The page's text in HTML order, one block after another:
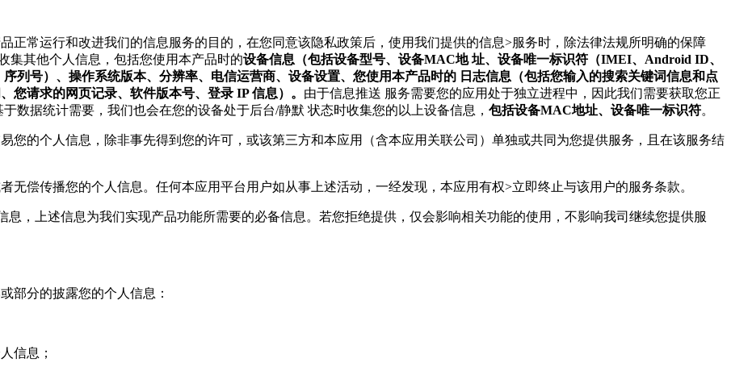
正常运行和改进我们的信息服务的目的，在您同意该隐私政策后，使用我们提供的信息>服务时，除法律法规所明确的保障
集其他个人信息，包括您使用本产品时的设备信息（包括设备型号、设备MAC地 址、设备唯一标识符（IMEI、Android ID、
号）、操作系统版本、分辨率、电信运营商、设备设置、您使用本产品时的 日志信息（包括您输入的搜索关键词信息和点
您请求的网页记录、软件版本号、登录 IP 信息）。 由于信息推送 服务需要您的应用处于独立进程中，因此我们需要获取您正
于数据统计需要，我们也会在您的设备处于后台/静默 状态时收集您的以上设备信息， 包括设备MAC地址、设备唯一标识符。
您的个人信息，除非事先得到您的许可，或该第三方和本应用（含本应用关联公司）单独或共同为您提供服务，且在该服务结
无偿传播您的个人信息。任何本应用平台用户如从事上述活动，一经发现，本应用有权>立即终止与该用户的服务条款。
息，上述信息为我们实现产品功能所需要的必备信息。若您拒绝提供，仅会影响相关功能的使用，不影响我司继续您提供服
部分的披露您的个人信息：
信息；